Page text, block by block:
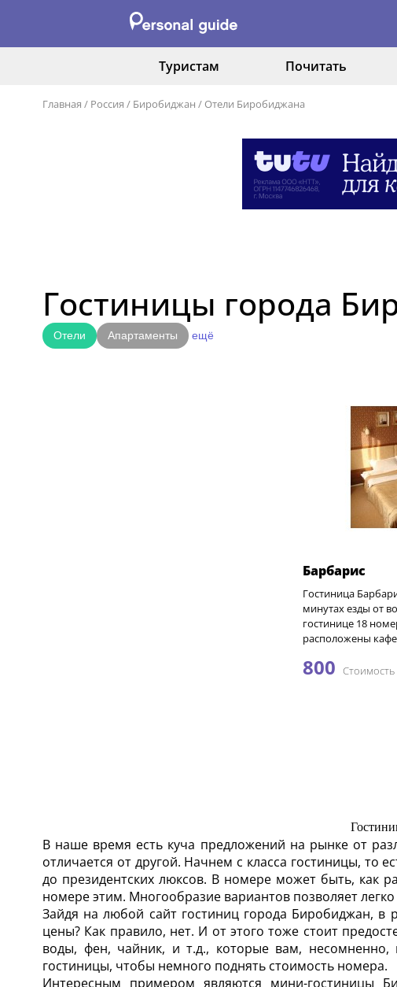
Туристам Почитать
Главная / Россия / Биробиджан / Отели Биробиджана
Гостиницы города
Отели Апартаменты ещё
Барбарис
Гостиница
минутах езды от
гостинице 18
расположены
800
В наше время есть куча предложений на рынке от
отличается от другой. Начнем с класса гостиницы, то
до президентских люксов. В номере может быть, как
номере этим. Многообразие вариантов позволяет
Зайдя на любой сайт гостиниц города Биробиджан,
цены? Как правило, нет. И от этого тоже стоит
воды, фен, чайник, и т.д., которые вам, несомненно,
гостиницы, чтобы немного поднять стоимость номера.
Интересным примером являются мини-гостиницы